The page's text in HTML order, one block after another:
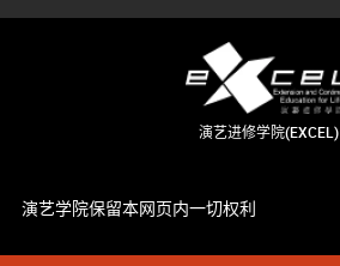
演艺进修学院(EXCEL)
演艺学院保留本网页内一切权利